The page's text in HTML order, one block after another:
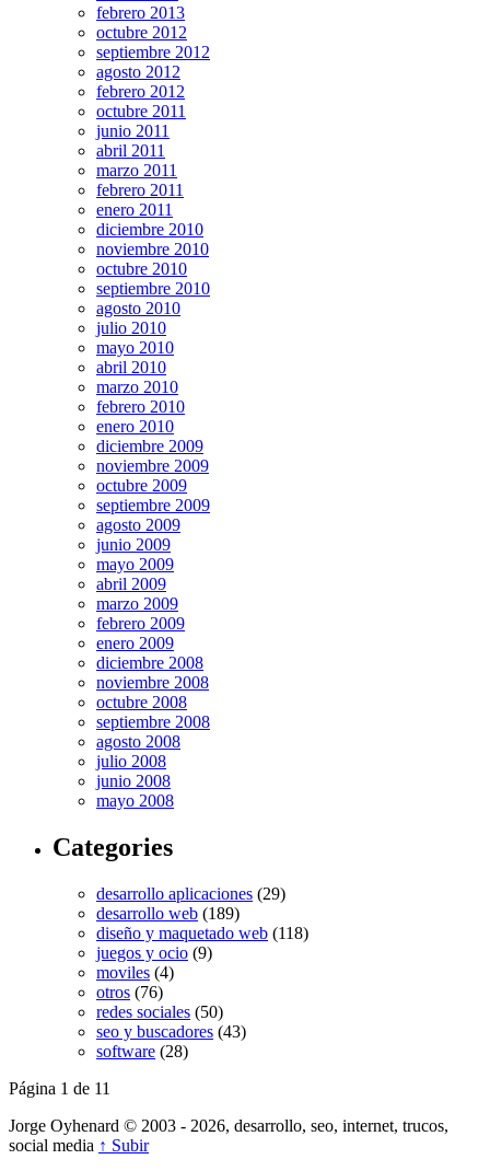
febrero 2013
octubre 2012
septiembre 2012
agosto 2012
febrero 2012
octubre 2011
junio 2011
abril 2011
marzo 2011
febrero 2011
enero 2011
diciembre 2010
noviembre 2010
octubre 2010
septiembre 2010
agosto 2010
julio 2010
mayo 2010
abril 2010
marzo 2010
febrero 2010
enero 2010
diciembre 2009
noviembre 2009
octubre 2009
septiembre 2009
agosto 2009
junio 2009
mayo 2009
abril 2009
marzo 2009
febrero 2009
enero 2009
diciembre 2008
noviembre 2008
octubre 2008
septiembre 2008
agosto 2008
julio 2008
junio 2008
mayo 2008
Categories
desarrollo aplicaciones (29)
desarrollo web (189)
diseño y maquetado web (118)
juegos y ocio (9)
moviles (4)
otros (76)
redes sociales (50)
seo y buscadores (43)
software (28)
Página 1 de 11
Jorge Oyhenard © 2003 - 2026, desarrollo, seo, internet, trucos,
social media ↑ Subir